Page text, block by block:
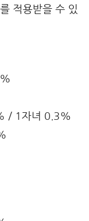
적용받을 수 있
/ 1자녀 0.3%